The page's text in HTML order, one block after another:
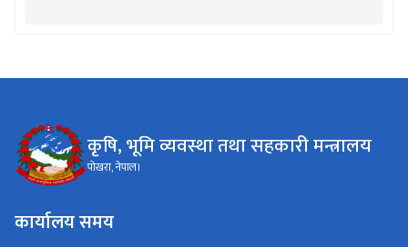
कृषि, भूमि व्यवस्था तथा सहकारी मन्त्रालय
पोखरा, नेपाल।
कार्यालय समय